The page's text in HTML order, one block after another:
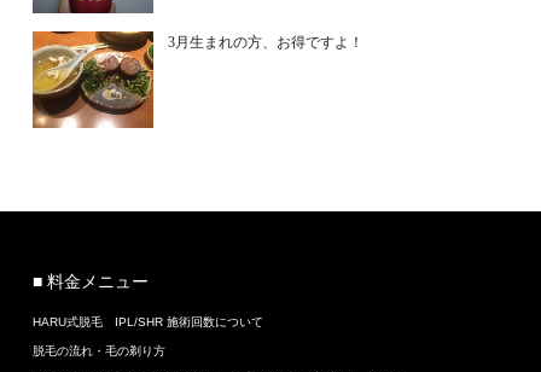
3月生まれの方、お得ですよ！
■ 料金メニュー
HARU式脱毛 IPL/SHR 施術回数について
脱毛の流れ・毛の剃り方